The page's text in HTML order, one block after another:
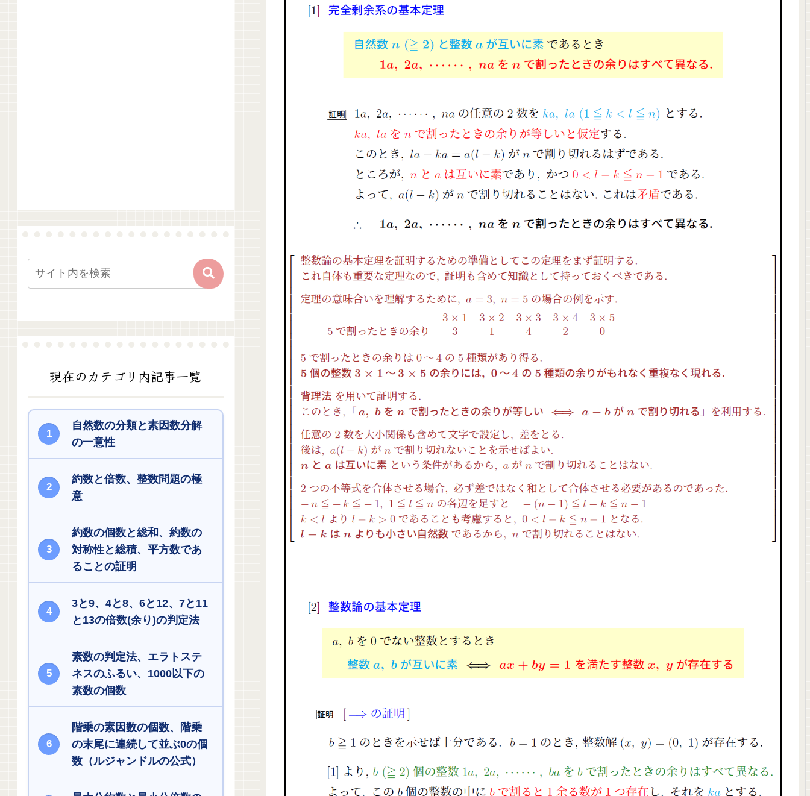
現在のカテゴリ内記事一覧
自然数の分類と素因数分解
の一意性
約数と倍数、整数問題の極
意
約数の個数と総和、約数の
対称性と総積、平方数であ
ることの証明
3と9、4と8、6と12、7と11
と13の倍数(余り)の判定法
素数の判定法、エラトステ
ネスのふるい、1000以下の
素数の個数
階乗の素因数の個数、階乗
の末尾に連続して並ぶ0の個
数（ルジャンドルの公式）